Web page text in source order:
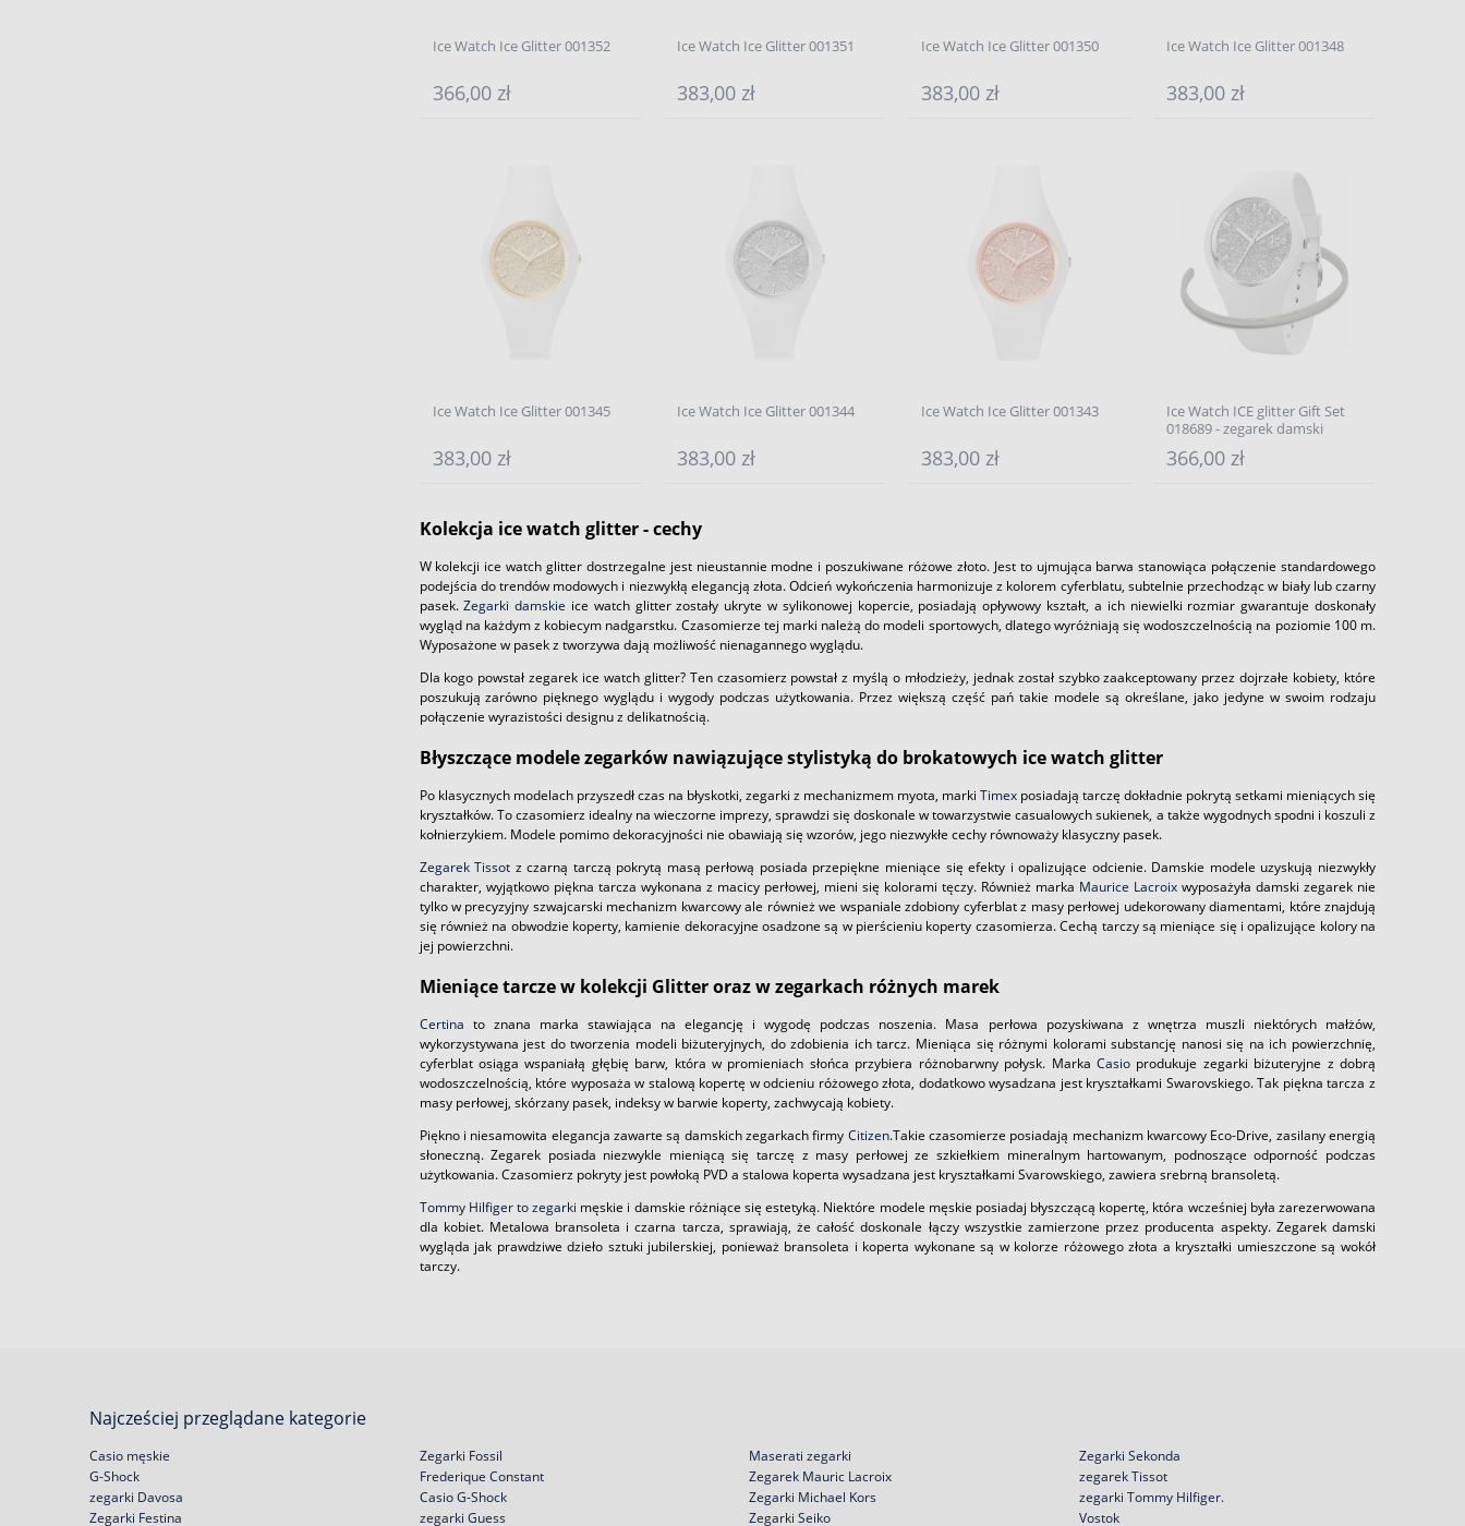
Ice Watch Ice Glitter 001352
366,00 zł
Ice Watch Ice Glitter 001351
383,00 zł
Ice Watch Ice Glitter 001350
383,00 zł
Ice Watch Ice Glitter 001348
383,00 zł
Ice Watch Ice Glitter 001345
383,00 zł
Ice Watch Ice Glitter 001344
383,00 zł
Ice Watch Ice Glitter 001343
383,00 zł
Ice Watch ICE glitter Gift Set
018689 - zegarek damski
366,00 zł
Kolekcja ice watch glitter - cechy
W kolekcji ice watch glitter dostrzegalne jest nieustannie modne i poszukiwane różowe złoto. Jest to ujmująca barwa stanowiąca połączenie standardowego
podejścia do trendów modowych i niezwykłą elegancją złota. Odcień wykończenia harmonizuje z kolorem cyferblatu, subtelnie przechodząc w biały lub czarny
pasek.Zegarki damskie ice watch glitter zostały ukryte w sylikonowej kopercie, posiadają opływowy kształt, a ich niewielki rozmiar gwarantuje doskonały
wygląd na każdym z kobiecym nadgarstku. Czasomierze tej marki należą do modeli sportowych, dlatego wyróżniają się wodoszczelnością na poziomie 100 m.
Wyposażone w pasek z tworzywa dają możliwość nienagannego wyglądu.
Dla kogo powstał zegarek ice watch glitter? Ten czasomierz powstał z myślą o młodzieży, jednak został szybko zaakceptowany przez dojrzałe kobiety, które
poszukują zarówno pięknego wyglądu i wygody podczas użytkowania. Przez większą część pań takie modele są określane, jako jedyne w swoim rodzaju
połączenie wyrazistości designu z delikatnością.
Błyszczące modele zegarków nawiązujące stylistyką do brokatowych ice watch glitter
Po klasycznych modelach przyszedł czas na błyskotki, zegarki z mechanizmem myota, marki Timexposiadają tarczę dokładnie pokrytą setkami mieniących się
kryształków. To czasomierz idealny na wieczorne imprezy, sprawdzi się doskonale w towarzystwie casualowych sukienek, a także wygodnych spodni i koszuli z
kołnierzykiem. Modele pomimo dekoracyjności nie obawiają się wzorów, jego niezwykłe cechy równoważy klasyczny pasek.
Zegarek Tissot z czarną tarczą pokrytą masą perłową posiada przepiękne mieniące się efekty i opalizujące odcienie. Damskie modele uzyskują niezwykły
charakter, wyjątkowo piękna tarcza wykonana z macicy perłowej, mieni się kolorami tęczy. Również marka Maurice Lacroixwyposażyła damski zegarek nie
tylko w precyzyjny szwajcarski mechanizm kwarcowy ale również we wspaniale zdobiony cyferblat z masy perłowej udekorowany diamentami, które znajdują
się również na obwodzie koperty, kamienie dekoracyjne osadzone są w pierścieniu koperty czasomierza. Cechą tarczy są mieniące się i opalizujące kolory na
jej powierzchni.
Mieniące tarcze w kolekcji Glitter oraz w zegarkach różnych marek
Certina to znana marka stawiająca na elegancję i wygodę podczas noszenia. Masa perłowa pozyskiwana z wnętrza muszli niektórych małżów,
wykorzystywana jest do tworzenia modeli biżuteryjnych, do zdobienia ich tarcz. Mieniąca się różnymi kolorami substancję nanosi się na ich powierzchnię,
cyferblat osiąga wspaniałą głębię barw, która w promieniach słońca przybiera różnobarwny połysk. Marka Casioprodukuje zegarki biżuteryjne z dobrą
wodoszczelnością, które wyposaża w stalową kopertę w odcieniu różowego złota, dodatkowo wysadzana jest kryształkami Swarovskiego. Tak piękna tarcza z
masy perłowej, skórzany pasek, indeksy w barwie koperty, zachwycają kobiety.
Piękno i niesamowita elegancja zawarte są damskich zegarkach firmy Citizen.Takie czasomierze posiadają mechanizm kwarcowy Eco-Drive, zasilany energią
słoneczną. Zegarek posiada niezwykle mieniącą się tarczę z masy perłowej ze szkiełkiem mineralnym hartowanym, podnoszące odporność podczas
użytkowania. Czasomierz pokryty jest powłoką PVD a stalowa koperta wysadzana jest kryształkami Svarowskiego, zawiera srebrną bransoletą.
Tommy Hilfiger to zegarki męskie i damskie różniące się estetyką. Niektóre modele męskie posiadaj błyszczącą kopertę, która wcześniej była zarezerwowana
dla kobiet. Metalowa bransoleta i czarna tarcza, sprawiają, że całość doskonale łączy wszystkie zamierzone przez producenta aspekty. Zegarek damski
wygląda jak prawdziwe dzieło sztuki jubilerskiej, ponieważ bransoleta i koperta wykonane są w kolorze różowego złota a kryształki umieszczone są wokół
tarczy.
Najcześciej przeglądane kategorie
Casio męskie
G-Shock
zegarki Davosa
Zegarki Festina
Zegarki Fossil
Frederique Constant
Casio G-Shock
zegarki Guess
Maserati zegarki
Zegarek Mauric Lacroix
Zegarki Michael Kors
Zegarki Seiko
Zegarki Sekonda
zegarek Tissot
zegarki Tommy Hilfiger.
Vostok